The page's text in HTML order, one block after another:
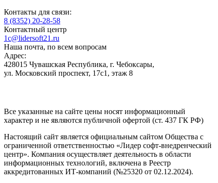
Контакты для связи:
8 (8352) 20-28-58
Контактный центр
1c@lidersoft21.ru
Наша почта, по всем вопросам
Адрес:
428015 Чувашская Республика, г. Чебоксары,
ул. Московский проспект, 17с1, этаж 8
Все указанные на сайте цены носят информационный
характер и не являются публичной офертой (ст. 437 ГК РФ)
Настоящий сайт является официальным сайтом Общества с
ограниченной ответственностью «Лидер софт-внедренческий
центр». Компания осуществляет деятельность в области
информационных технологий, включена в Реестр
аккредитованных ИТ-компаний (№25320 от 02.12.2024).